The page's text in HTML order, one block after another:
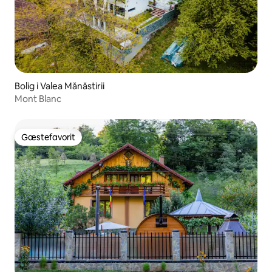
Bolig i Valea Mănăstirii
Mont Blanc
Gæstefavorit
Gæstefavorit